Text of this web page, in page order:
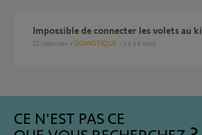
Impossible de connecter les volets au
22 réponses DOMOTIQUE il y a 6 mois
CE N'EST PAS CE